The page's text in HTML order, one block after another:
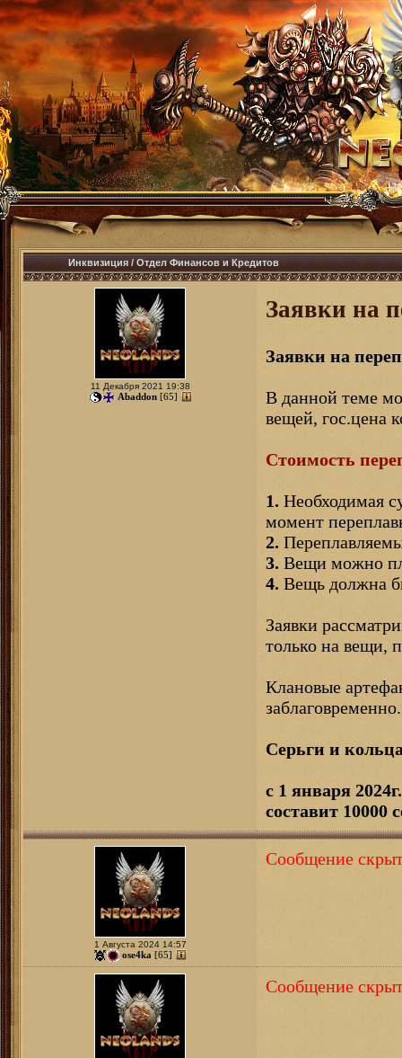
Инквизиция/Отдел Финансов и Кредитов
11 Декабря 2021 19:38
Abaddon [65]
Заявки на
Заявки на
В данной теме
вещей, гос.цена
Стоимость
1. Необходимая
момент
2.
3. Вещи можно
4. Вещь должна
Заявки
только на вещи,
Клановые
заблаговременно.
Серьги и
с 1 января
составит 10000
1 Августа 2024 14:57
ose4ka [65]
Сообщение
Сообщение